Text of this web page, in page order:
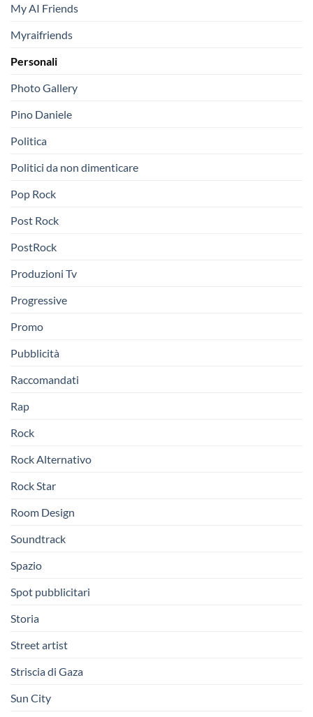
My AI Friends
Myraifriends
Personali
Photo Gallery
Pino Daniele
Politica
Politici da non dimenticare
Pop Rock
Post Rock
PostRock
Produzioni Tv
Progressive
Promo
Pubblicità
Raccomandati
Rap
Rock
Rock Alternativo
Rock Star
Room Design
Soundtrack
Spazio
Spot pubblicitari
Storia
Street artist
Striscia di Gaza
Sun City